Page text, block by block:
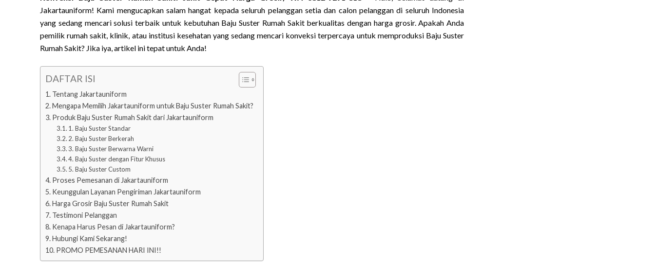
Jakartauniform! Kami mengucapkan salam hangat kepada seluruh pelanggan setia dan calon pelanggan di seluruh Indonesia
yang sedang mencari solusi terbaik untuk kebutuhan Baju Suster Rumah Sakit berkualitas dengan harga grosir. Apakah Anda
pemilik rumah sakit, klinik, atau institusi kesehatan yang sedang mencari konveksi terpercaya untuk memproduksi Baju Suster
Rumah Sakit? Jika iya, artikel ini tepat untuk Anda!
DAFTAR ISI
Tentang Jakartauniform
Mengapa Memilih Jakartauniform untuk Baju Suster Rumah Sakit?
Produk Baju Suster Rumah Sakit dari Jakartauniform
1. Baju Suster Standar
2. Baju Suster Berkerah
3. Baju Suster Berwarna Warni
4. Baju Suster dengan Fitur Khusus
5. Baju Suster Custom
Proses Pemesanan di Jakartauniform
Keunggulan Layanan Pengiriman Jakartauniform
Harga Grosir Baju Suster Rumah Sakit
Testimoni Pelanggan
Kenapa Harus Pesan di Jakartauniform?
Hubungi Kami Sekarang!
PROMO PEMESANAN HARI INI!!